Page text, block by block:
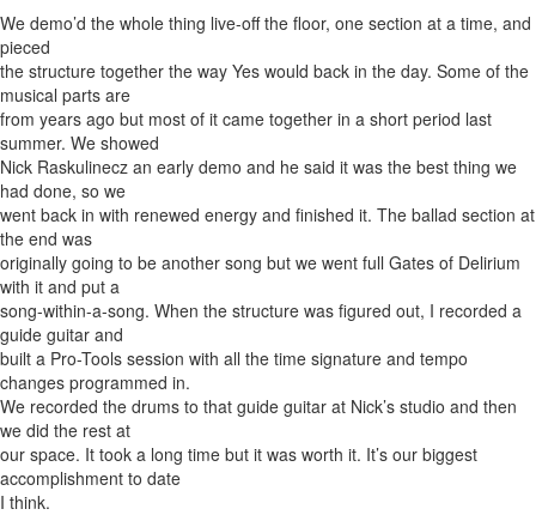
We demo’d the whole thing live-off the floor, one section at a time, and
pieced
the structure together the way Yes would back in the day. Some of the
musical parts are
from years ago but most of it came together in a short period last
summer. We showed
Nick Raskulinecz an early demo and he said it was the best thing we
had done, so we
went back in with renewed energy and finished it. The ballad section at
the end was
originally going to be another song but we went full Gates of Delirium
with it and put a
song-within-a-song. When the structure was figured out, I recorded a
guide guitar and
built a Pro-Tools session with all the time signature and tempo
changes programmed in.
We recorded the drums to that guide guitar at Nick’s studio and then
we did the rest at
our space. It took a long time but it was worth it. It’s our biggest
accomplishment to date
I think.